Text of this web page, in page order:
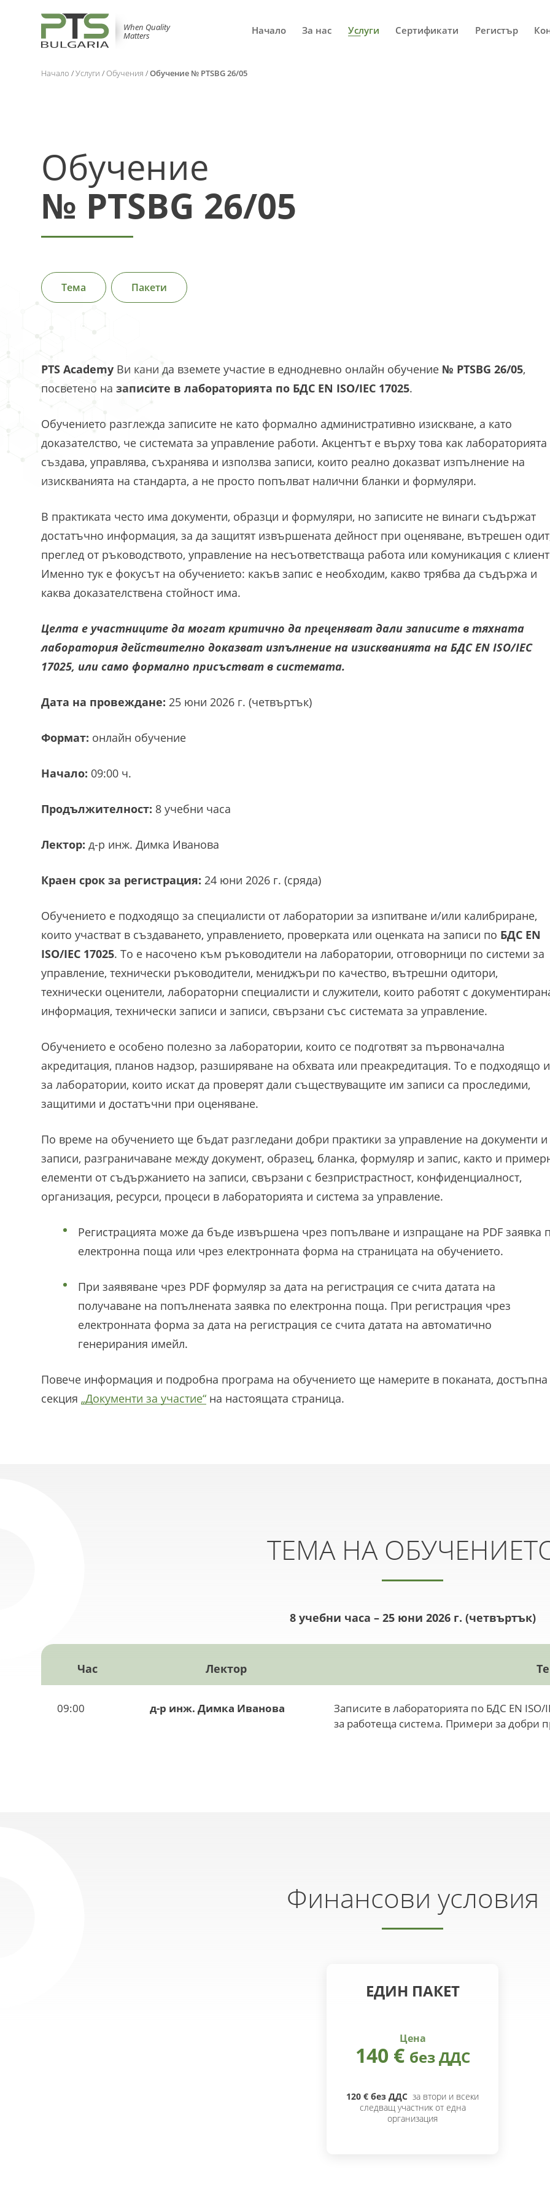
When Quality
Matters Начало За нас Услуги Сертификати Регистър
Начало /Услуги /Обучения /Обучение № PTSBG 26/05
Обучение
№ PTSBG 26/05
Тема Пакети
PTS Academy Ви кани да вземете участие в еднодневно онлайн обучение № PTSBG 26/05,
посветено назаписите в лабораторията по БДС EN ISO/IEC 17025.
Обучението разглежда записите не като формално административно изискване, а като
доказателство, че системата за управление работи. Акцентът е върху това как лабораторията
създава, управлява, съхранява и използва записи, които реално доказват изпълнение на
изискванията на стандарта, а не просто попълват налични бланки и формуляри.
В практиката често има документи, образци и формуляри, но записите не винаги съдържат
достатъчно информация, за да защитят извършената дейност при оценяване, вътрешен
преглед от ръководството, управление на несъответстваща работа или комуникация с
Именно тук е фокусът на обучението: какъв запис е необходим, какво трябва да съдържа и
каква доказателствена стойност има.
Целта е участниците да могат критично да преценяват дали записите в тяхната
лаборатория действително доказват изпълнение на изискванията на БДС EN ISO/IEC
17025, или само формално присъстват в системата.
Дата на провеждане:25 юни 2026 г. (четвъртък)
Формат: онлайн обучение
Начало: 09:00 ч.
Продължителност: 8 учебни часа
Лектор: д-р инж. Димка Иванова
Краен срок за регистрация: 24 юни 2026 г. (сряда)
Обучението е подходящо за специалисти от лаборатории за изпитване и/или калибриране,
които участват в създаването, управлението, проверката или оценката на записи по БДС EN
ISO/IEC 17025. То е насочено към ръководители на лаборатории, отговорници по системи за
управление, технически ръководители, мениджъри по качество, вътрешни одитори,
технически оценители, лабораторни специалисти и служители, които работят с
информация, технически записи и записи, свързани със системата за управление.
Обучението е особено полезно за лаборатории, които се подготвят за първоначална
акредитация, планов надзор, разширяване на обхвата или преакредитация. То е подходящо и
за лаборатории, които искат да проверят дали съществуващите им записи са проследими,
защитими и достатъчни при оценяване.
По време на обучението ще бъдат разгледани добри практики за управление на документи и
записи, разграничаване между документ, образец, бланка, формуляр и запис, както и
елементи от съдържанието на записи, свързани с безпристрастност, конфиденциалност,
организация, ресурси, процеси в лабораторията и система за управление.
Регистрацията може да бъде извършена чрез попълване и изпращане на PDF заявка
електронна поща или чрез електронната форма на страницата на обучението.
При заявяване чрез PDF формуляр за дата на регистрация се счита датата на
получаване на попълнената заявка по електронна поща. При регистрация чрез
електронната форма за дата на регистрация се счита датата на автоматично
генерирания имейл.
Повече информация и подробна програма на обучението ще намерите в поканата, достъпна
секция„Документи за участие“ на настоящата страница.
ТЕМА НА
8 учебни часа – 25 юни 2026 г. (четвъртък)
Час Лектор
09:00 д-р инж. Димка Иванова
Записите в лабораторията по БДС EN
за работеща система. Примери за добри
Финансови условия
ЕДИН ПАКЕТ
Цена
140 € без ДДС
120 € без ДДС за втори и всеки
следващ участник от една
организация